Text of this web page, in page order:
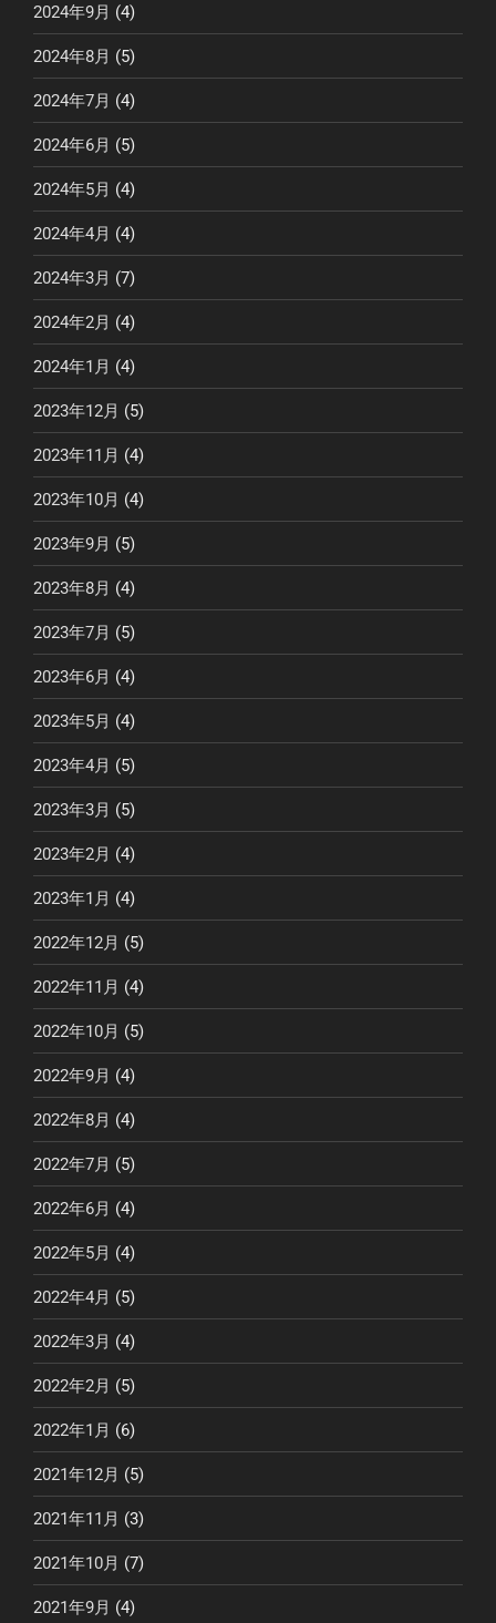
2024年9月 (4)
2024年8月 (5)
2024年7月 (4)
2024年6月 (5)
2024年5月 (4)
2024年4月 (4)
2024年3月 (7)
2024年2月 (4)
2024年1月 (4)
2023年12月 (5)
2023年11月 (4)
2023年10月 (4)
2023年9月 (5)
2023年8月 (4)
2023年7月 (5)
2023年6月 (4)
2023年5月 (4)
2023年4月 (5)
2023年3月 (5)
2023年2月 (4)
2023年1月 (4)
2022年12月 (5)
2022年11月 (4)
2022年10月 (5)
2022年9月 (4)
2022年8月 (4)
2022年7月 (5)
2022年6月 (4)
2022年5月 (4)
2022年4月 (5)
2022年3月 (4)
2022年2月 (5)
2022年1月 (6)
2021年12月 (5)
2021年11月 (3)
2021年10月 (7)
2021年9月 (4)